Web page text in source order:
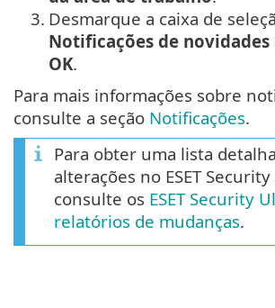
3. Desmarque a caixa de
Notificações de novidades
OK.
Para mais informações sobre
consulte a seção Notificações.
Para obter uma lista
alterações no ESET
consulte os ESET Security
relatórios de mudanças.